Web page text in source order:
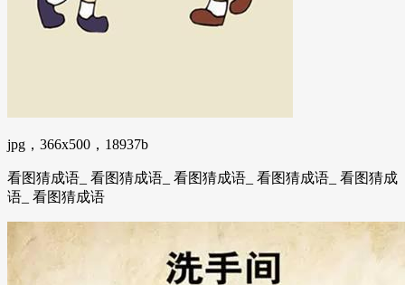
jpg，366x500，18937b
看图猜成语_ 看图猜成语_ 看图猜成语_ 看图猜成语_ 看图猜成
语_ 看图猜成语